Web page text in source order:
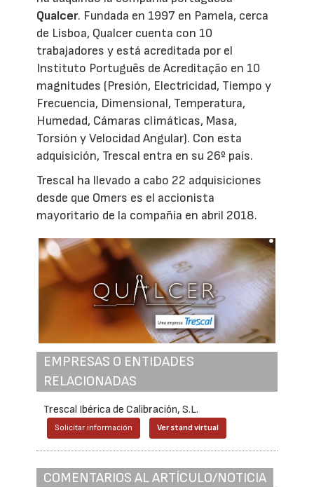
Qualcer. Fundada en 1997 en Pamela, cerca
de Lisboa, Qualcer cuenta con 10
trabajadores y está acreditada por el
Instituto Português de Acreditação en 10
magnitudes (Presión, Electricidad, Tiempo y
Frecuencia, Dimensional, Temperatura,
Humedad, Cámaras climáticas, Masa,
Torsión y Velocidad Angular). Con esta
adquisición, Trescal entra en su 26º país.
Trescal ha llevado a cabo 22 adquisiciones
desde que Omers es el accionista
mayoritario de la compañía en abril 2018.
EMPRESAS O ENTIDADES
RELACIONADAS
Trescal Ibérica de Calibración, S.L.
Solicitar información Ver stand virtual
COMENTARIOS AL ARTÍCULO/NOTICIA